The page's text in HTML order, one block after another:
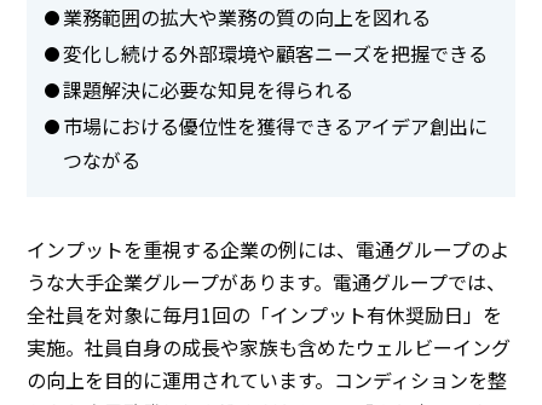
業務範囲の拡大や業務の質の向上を図れる
変化し続ける外部環境や顧客ニーズを把握できる
課題解決に必要な知見を得られる
市場における優位性を獲得できるアイデア創出に
つながる
インプットを重視する企業の例には、電通グループのよ
うな大手企業グループがあります。電通グループでは、
全社員を対象に毎月1回の「インプット有休奨励日」を
実施。社員自身の成長や家族も含めたウェルビーイング
の向上を目的に運用されています。コンディションを整